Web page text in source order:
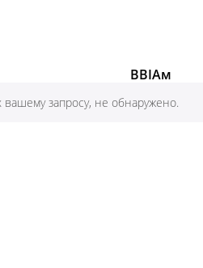
BBIAм
запросу, не обнаружено.